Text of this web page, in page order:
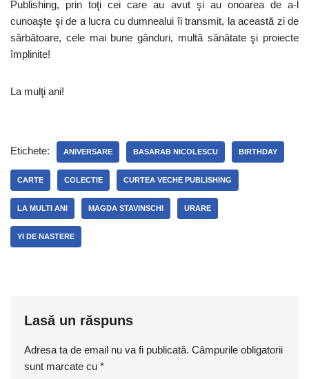
Publishing, prin toţi cei care au avut şi au onoarea de a-l
cunoaşte şi de a lucra cu dumnealui îi transmit, la această zi de
sărbătoare, cele mai bune gânduri, multă sănătate şi proiecte
împlinite!
La mulţi ani!
Etichete: ANIVERSARE BASARAB NICOLESCU BIRTHDAY
CARTE COLECTIE CURTEA VECHE PUBLISHING
LA MULTI ANI MAGDA STAVINSCHI URARE
YI DE NASTERE
Lasă un răspuns
Adresa ta de email nu va fi publicată. Câmpurile obligatorii
sunt marcate cu *